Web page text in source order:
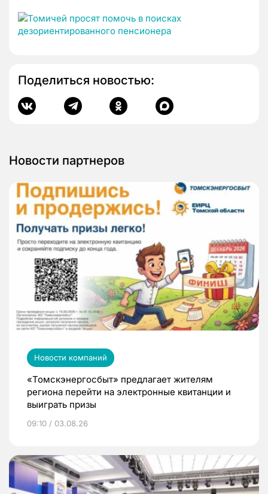
Поделиться новостью:
Новости партнеров
Новости компаний
«Томскэнергосбыт» предлагает жителям
региона перейти на электронные квитанции и
выиграть призы
09:10 / 03.08.26